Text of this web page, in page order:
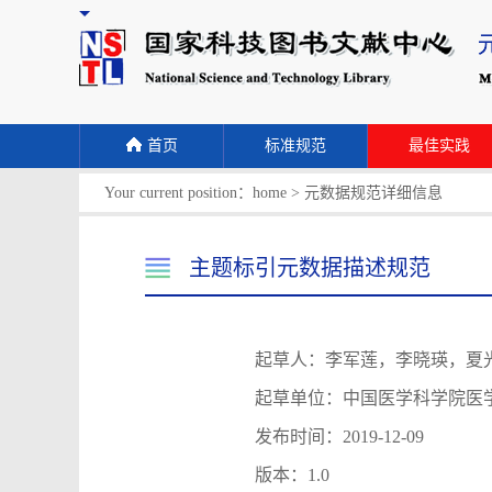
首页 标准规范 最佳实践
Your current position： home > 元数据规范详细信息
主题标引元数据描述规范
起草人：李军莲，李晓瑛，夏
起草单位：中国医学科学院医
发布时间：2019-12-09
版本：1.0